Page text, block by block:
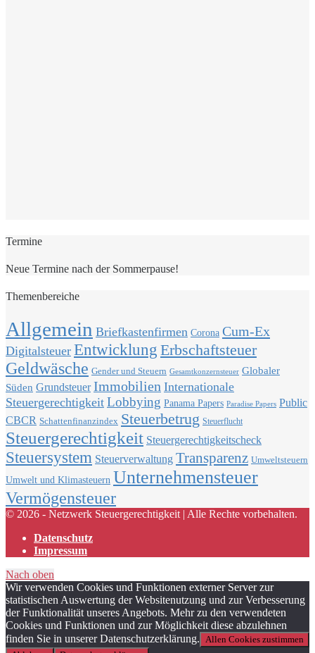
Termine
Neue Termine nach der Sommerpause!
Themenbereiche
Allgemein Briefkastenfirmen Corona Cum-Ex
Digitalsteuer Entwicklung Erbschaftsteuer
Geldwäsche Gender und Steuern Gesamtkonzernsteuer Globaler
Süden Grundsteuer Immobilien Internationale
Steuergerechtigkeit Lobbying Panama Papers Paradise Papers Public
CBCR Schattenfinanzindex Steuerbetrug Steuerflucht
Steuergerechtigkeit Steuergerechtigkeitscheck
Steuersystem Steuerverwaltung Transparenz Umweltsteuern
Umwelt und Klimasteuern Unternehmensteuer
Vermögensteuer
© 2026 - Netzwerk Steuergerechtigkeit | Alle Rechte vorbehalten.
Datenschutz
Impressum
Nach oben
Wir verwenden Cookies und Funktionen externer Server zur
statistischen Auswertung der Websitenutzung und zur Verbesserung
der Funktionalität unseres Angebots. Mehr zu den verwendeten
Cookies und Funktionen und zur Möglichkeit diese abzulehnen
finden Sie in unserer Datenschutzerklärung. Allen Cookies zustimmen